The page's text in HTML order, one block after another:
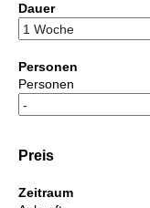
Dauer
Personen
Personen
Preis
Zeitraum